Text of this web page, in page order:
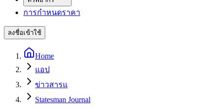
การกำหนดราคา
ลงชื่อเข้าใช้
Home
แอป
ข่าวสารแ
Statesman Journal